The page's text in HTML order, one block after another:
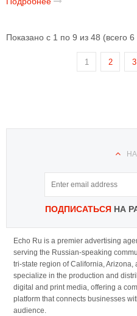
Показано с 1 по 9 из 48 (всего 6
1 2 3
ПОДПИСАТЬСЯНА
Echo Ru is a premier advertising
serving the Russian-speaking
tri-state region of California, Arizona,
specialize in the production and
digital and print media, offering a
platform that connects businesses
audience.